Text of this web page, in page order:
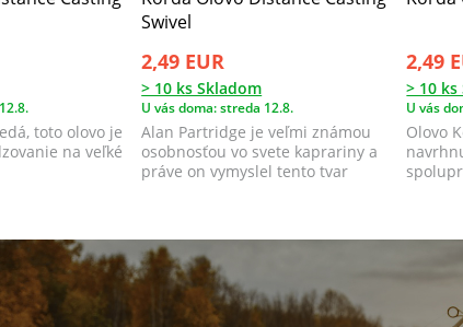
toto olovo je
na veľké
Swivel
2,49 EUR
> 10 ks Skladom
U vás doma: streda 12.8.
Alan Partridge je veľmi známou
osobnosťou vo svete kaprariny a
práve on vymyslel tento tvar
2,49
> 10
U vás
Olovo